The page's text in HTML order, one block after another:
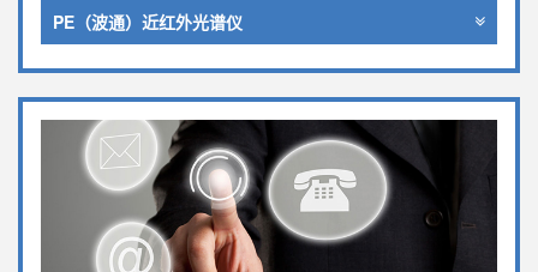
PE（波通）近红外光谱仪